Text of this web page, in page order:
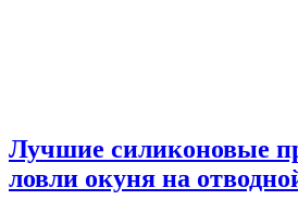
Лучшие силиконовые
ловли окуня на